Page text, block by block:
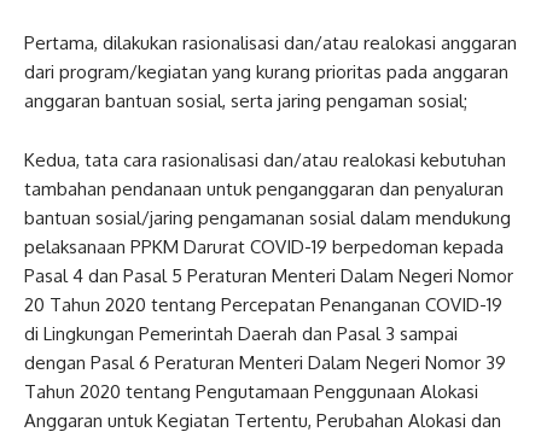
Pertama, dilakukan rasionalisasi dan/atau realokasi anggaran
dari program/kegiatan yang kurang prioritas pada anggaran
anggaran bantuan sosial, serta jaring pengaman sosial;
Kedua, tata cara rasionalisasi dan/atau realokasi kebutuhan
tambahan pendanaan untuk penganggaran dan penyaluran
bantuan sosial/jaring pengamanan sosial dalam mendukung
pelaksanaan PPKM Darurat COVID-19 berpedoman kepada
Pasal 4 dan Pasal 5 Peraturan Menteri Dalam Negeri Nomor
20 Tahun 2020 tentang Percepatan Penanganan COVID-19
di Lingkungan Pemerintah Daerah dan Pasal 3 sampai
dengan Pasal 6 Peraturan Menteri Dalam Negeri Nomor 39
Tahun 2020 tentang Pengutamaan Penggunaan Alokasi
Anggaran untuk Kegiatan Tertentu, Perubahan Alokasi dan